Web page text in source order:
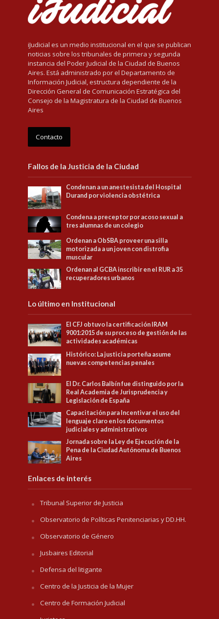
iJudicial es un medio institucional en el que se publican
noticias sobre los tribunales de primera y segunda
instancia del Poder Judicial de la Ciudad de Buenos
Aires. Está administrado por el Departamento de
Información Judicial, estructura dependiente de la
Dirección General de Comunicación Estratégica del
Consejo de la Magistratura de la Ciudad de Buenos
Aires
Contacto
Fallos de la Justicia de la Ciudad
Condenan a un anestesista del Hospital
Durand por violencia obstétrica
Condena a preceptor por acoso sexual a
tres alumnas de un colegio
Ordenan a ObSBA proveer una silla
motorizada a un joven con distrofia
muscular
Ordenan al GCBA inscribir en el RUR a 35
recuperadores urbanos
Lo último en Institucional
El CFJ obtuvo la certificación IRAM
9001:2015 de su proceso de gestión de las
actividades académicas
Histórico: La justicia porteña asume
nuevas competencias penales
El Dr. Carlos Balbín fue distinguido por la
Real Academia de Jurisprudencia y
Legislación de España
Capacitación para Incentivar el uso del
lenguaje claro en los documentos
judiciales y administrativos
Jornada sobre la Ley de Ejecución de la
Pena de la Ciudad Autónoma de Buenos
Aires
Enlaces de interés
Tribunal Superior de Justicia
Observatorio de Políticas Penitenciarias y DD.HH.
Observatorio de Género
Jusbaires Editorial
Defensa del litigante
Centro de la Justicia de la Mujer
Centro de Formación Judicial